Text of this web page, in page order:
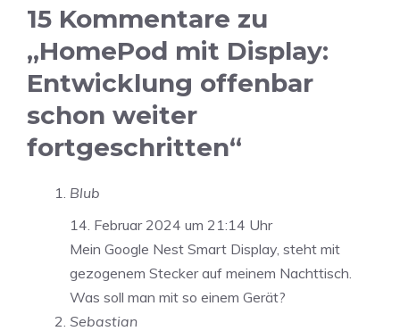
15 Kommentare zu
„HomePod mit Display:
Entwicklung offenbar
schon weiter
fortgeschritten“
Blub
14. Februar 2024 um 21:14 Uhr
Mein Google Nest Smart Display, steht mit
gezogenem Stecker auf meinem Nachttisch.
Was soll man mit so einem Gerät?
Sebastian